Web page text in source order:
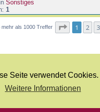
Seite verwendet Cookies.
Weitere Informationen
Sonstiges
1
mehr als 1000 Treffer Seite von
1 2 3
Deutsche Übersetzung durch